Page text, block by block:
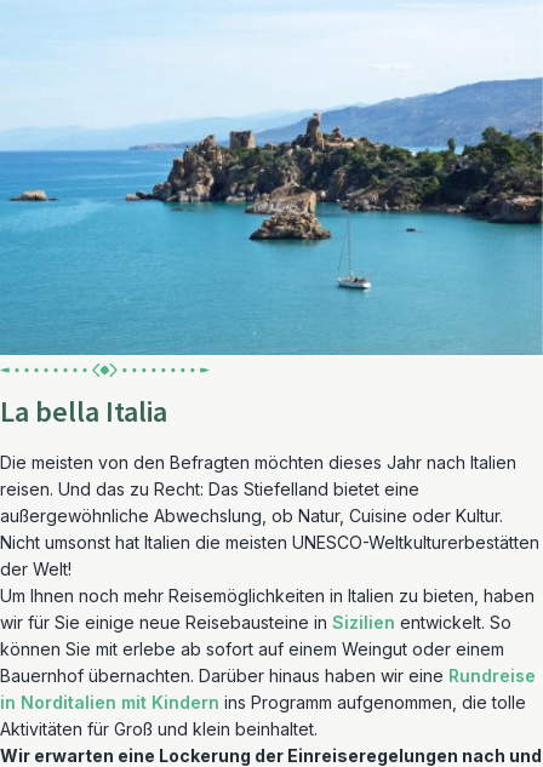
La bella Italia
Die meisten von den Befragten möchten dieses Jahr nach Italien
reisen. Und das zu Recht: Das Stiefelland bietet eine
außergewöhnliche Abwechslung, ob Natur, Cuisine oder Kultur.
Nicht umsonst hat Italien die meisten UNESCO-Weltkulturerbestätten
der Welt!
Um Ihnen noch mehr Reisemöglichkeiten in Italien zu bieten, haben
wir für Sie einige neue Reisebausteine in Sizilien entwickelt. So
können Sie mit erlebe ab sofort auf einem Weingut oder einem
Bauernhof übernachten. Darüber hinaus haben wir eine Rundreise
in Norditalien mit Kindern ins Programm aufgenommen, die tolle
Aktivitäten für Groß und klein beinhaltet.
Wir erwarten eine Lockerung der Einreiseregelungen nach und